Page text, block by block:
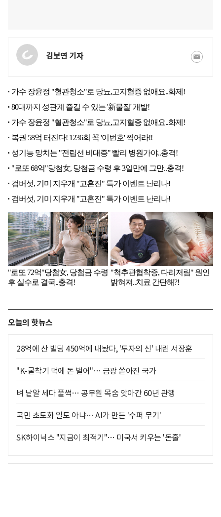
김보연 기자
오늘의 핫뉴스
28억에 산 빌딩 450억에 내놨다, '투자의 신' 내린 서장훈
"K-굴착기 덕에 돈 벌어"… 금광 쏟아진 국가
벼 낱알 세다 풀썩… 공무원 목숨 앗아간 60년 관행
국민 초토화 일도 아냐… AI가 만든 '수퍼 무기'
SK하이닉스 "지금이 최적기"… 미국서 키우는 '돈줄'